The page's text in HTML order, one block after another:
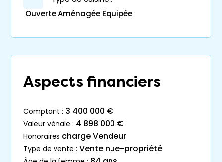
Ouverte Aménagée Equipée
Aspects financiers
comptant : 3 400 000 €
valeur vénale : 4 898 000 €
honoraires charge Vendeur
type de vente : Vente nue-propriété